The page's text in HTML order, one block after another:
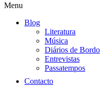
Menu
Blog
Literatura
Música
Diários de Bordo
Entrevistas
Passatempos
Contacto